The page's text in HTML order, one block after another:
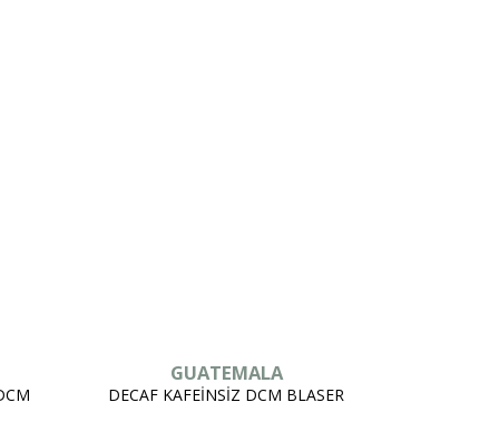
GUATEMALA
DECAF KAFEİNSİZ DCM BLASER